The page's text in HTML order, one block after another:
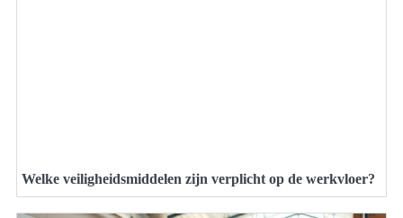
Welke veiligheidsmiddelen zijn verplicht op de werkvloer?